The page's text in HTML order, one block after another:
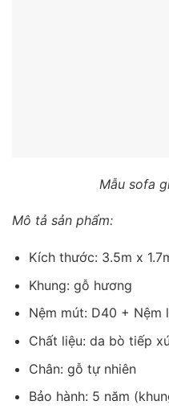
Mẫu sofa
Mô tả sản phẩm:
Kích thước: 3.5m x
Khung: gỗ hương
Nệm mút: D40 + Nệm
Chất liệu: da bò tiếp
Chân: gỗ tự nhiên
Bảo hành: 5 năm